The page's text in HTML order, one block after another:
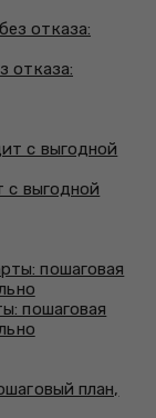
отказа:
с выгодной
пошаговая